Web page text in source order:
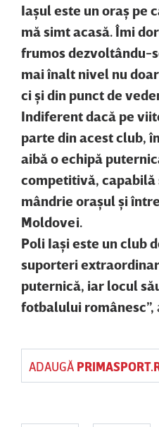
Iaşul este un oraş pe
mă simt acasă. Îmi
frumos dezvoltându-
mai înalt nivel nu
ci şi din punct de
Indiferent dacă pe
parte din acest club,
aibă o echipă
competitivă, capabilă
mândrie oraşul şi
Moldovei.
Poli Iaşi este un club
suporteri
puternică, iar locul
fotbalului românesc”,
ADAUGĂ